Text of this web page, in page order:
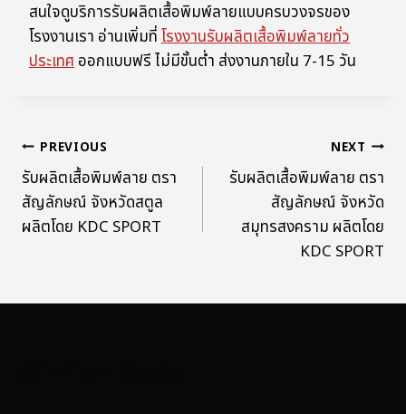
สนใจดูบริการรับผลิตเสื้อพิมพ์ลายแบบครบวงจรของ
โรงงานเรา อ่านเพิ่มที่โรงงานรับผลิตเสื้อพิมพ์ลายทั่ว
ประเทศออกแบบฟรี ไม่มีขั้นต่ำ ส่งงานภายใน 7-15 วัน
PREVIOUS
รับผลิตเสื้อพิมพ์ลาย ตรา
สัญลักษณ์ จังหวัดสตูล
ผลิตโดย KDC SPORT
NEXT
รับผลิตเสื้อพิมพ์ลาย ตรา
สัญลักษณ์ จังหวัด
สมุทรสงคราม ผลิตโดย
KDC SPORT